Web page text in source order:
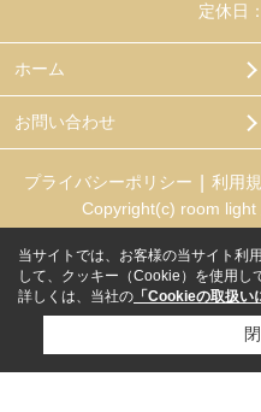
定休日：
ホーム
お問い合わせ
プライバシーポリシー 利用
Copyright(c) room light
当サイトでは、お客様の当サイト利
して、クッキー（Cookie）を使用し
詳しくは、当社の 「Cookieの取扱い